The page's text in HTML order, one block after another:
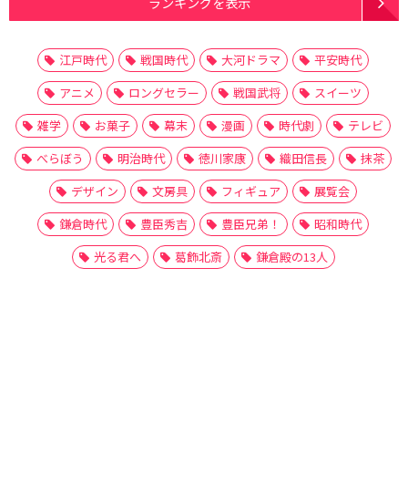
江戸時代 戦国時代 大河ドラマ
平安時代
アニメ
ロングセラー 戦国武将
スイーツ
雑学
お菓子 幕末 漫画 時代劇
テレビ
べらぼう
明治時代 徳川家康 織田信長
抹茶
デザイン
文房具 フィギュア
展覧会
鎌倉時代
豊臣秀吉 豊臣兄弟！
昭和時代
光る君へ
葛飾北斎 鎌倉殿の13人